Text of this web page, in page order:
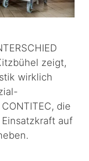
zeigt,
wirklich
die
auf